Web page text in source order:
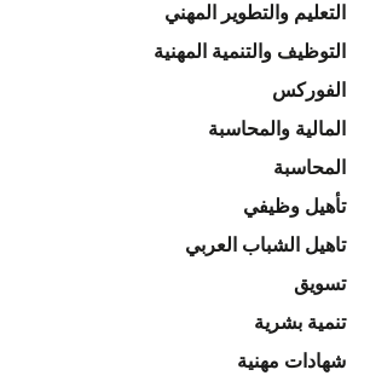
التعليم والتطوير المهني
التوظيف والتنمية المهنية
الفوركس
المالية والمحاسبة
المحاسبة
تأهيل وظيفي
تاهيل الشباب العربي
تسويق
تنمية بشرية
شهادات مهنية